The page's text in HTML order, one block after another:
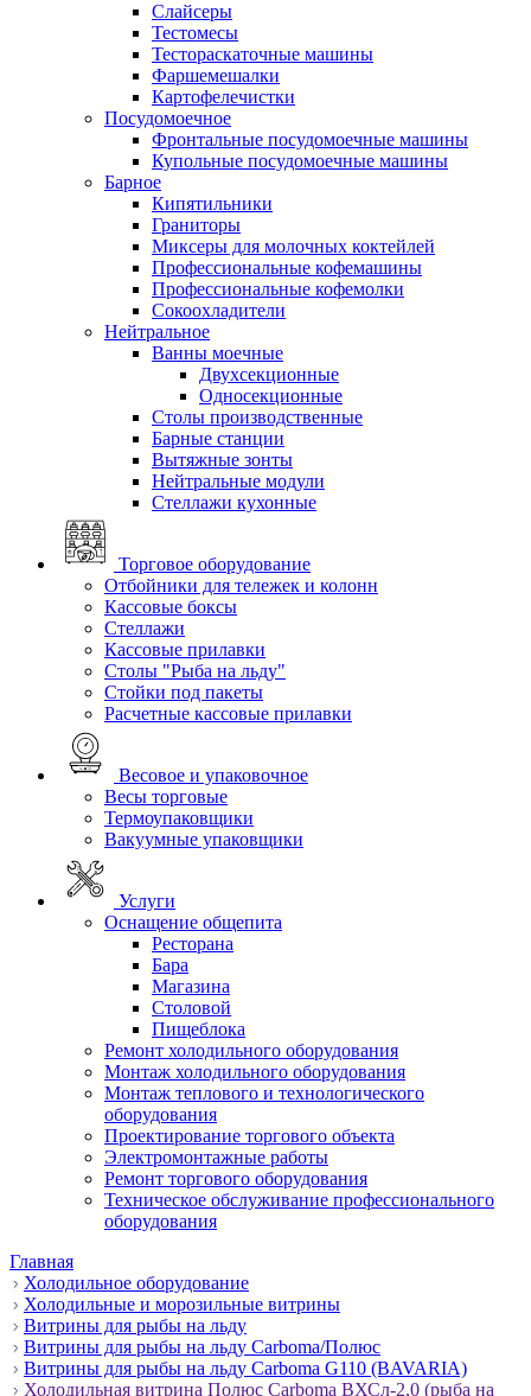
Слайсеры
Тестомесы
Тестораскаточные машины
Фаршемешалки
Картофелечистки
Посудомоечное
Фронтальные посудомоечные машины
Купольные посудомоечные машины
Барное
Кипятильники
Граниторы
Миксеры для молочных коктейлей
Профессиональные кофемашины
Профессиональные кофемолки
Сокоохладители
Нейтральное
Ванны моечные
Двухсекционные
Односекционные
Столы производственные
Барные станции
Вытяжные зонты
Нейтральные модули
Стеллажи кухонные
Торговое оборудование
Отбойники для тележек и колонн
Кассовые боксы
Стеллажи
Кассовые прилавки
Столы "Рыба на льду"
Стойки под пакеты
Расчетные кассовые прилавки
Весовое и упаковочное
Весы торговые
Термоупаковщики
Вакуумные упаковщики
Услуги
Оснащение общепита
Ресторана
Бара
Магазина
Столовой
Пищеблока
Ремонт холодильного оборудования
Монтаж холодильного оборудования
Монтаж теплового и технологического
оборудования
Проектирование торгового объекта
Электромонтажные работы
Ремонт торгового оборудования
Техническое обслуживание профессионального
оборудования
Главная
Холодильное оборудование
Холодильные и морозильные витрины
Витрины для рыбы на льду
Витрины для рыбы на льду Carboma/Полюс
Витрины для рыбы на льду Carboma G110 (BAVARIA)
Холодильная витрина Полюс Carboma ВХСл-2,0 (рыба на